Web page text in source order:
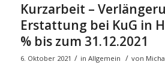
Kurzarbeit –
Erstattung bei KuG in
% bis zum 31.12.2021
6. Oktober 2021 / in Allgemein / von